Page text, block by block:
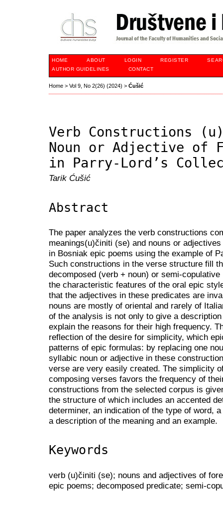
HOME ABOUT LOGIN REGISTER
AUTHOR GUIDELINES
CONTACT
Home > Vol 9, No 2(26) (2024) > Ćušić
Verb Constructions
Noun or Adjective of
in Parry-Lord’s
Tarik Ćušić
Abstract
The paper analyzes the verb constructions
meanings(u)činiti (se) and nouns or
in Bosniak epic poems using the example of
Such constructions in the verse structure fill
decomposed (verb + noun) or semi-
the characteristic features of the oral epic
that the adjectives in these predicates are
nouns are mostly of oriental and rarely of
of the analysis is not only to give a
explain the reasons for their high frequency.
reflection of the desire for simplicity, which
patterns of epic formulas: by replacing one
syllabic noun or adjective in these
verse are very easily created. The simplicity
composing verses favors the frequency of
constructions from the selected corpus is
the structure of which includes an accented
determiner, an indication of the type of word,
a description of the meaning and an example.
Keywords
verb (u)činiti (se); nouns and adjectives of
epic poems; decomposed predicate; semi-